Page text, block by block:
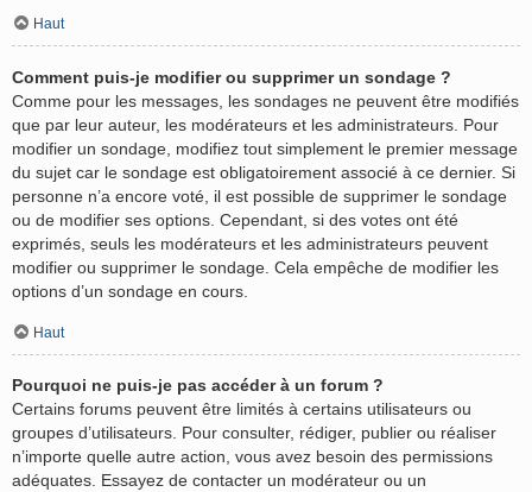
Haut
Comment puis-je modifier ou supprimer un sondage ?
Comme pour les messages, les sondages ne peuvent être modifiés
que par leur auteur, les modérateurs et les administrateurs. Pour
modifier un sondage, modifiez tout simplement le premier message
du sujet car le sondage est obligatoirement associé à ce dernier. Si
personne n’a encore voté, il est possible de supprimer le sondage
ou de modifier ses options. Cependant, si des votes ont été
exprimés, seuls les modérateurs et les administrateurs peuvent
modifier ou supprimer le sondage. Cela empêche de modifier les
options d’un sondage en cours.
Haut
Pourquoi ne puis-je pas accéder à un forum ?
Certains forums peuvent être limités à certains utilisateurs ou
groupes d’utilisateurs. Pour consulter, rédiger, publier ou réaliser
n’importe quelle autre action, vous avez besoin des permissions
adéquates. Essayez de contacter un modérateur ou un